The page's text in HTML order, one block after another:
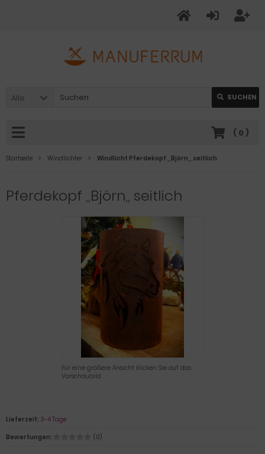
Alle SUCHEN
( 0 )
Startseite Windlichter Windlicht Pferdekopf ,,Björn,, seitlich
Pferdekopf ,,Björn,, seitlich
Für eine größere Ansicht klicken Sie auf das
Vorschaubild
Lieferzeit: 3-4 Tage
Bewertungen:
(0)